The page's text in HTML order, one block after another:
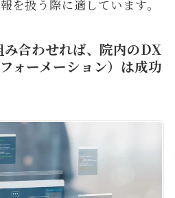
を扱う際に適しています。
合わせれば、院内のDX
ォーメーション）は成功